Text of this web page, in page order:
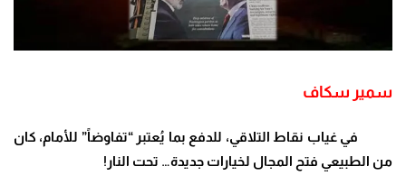
سمير سكاف
في غياب نقاط التلاقي، للدفع بما يُعتبر “تفاوضاً” للأمام، كان
من الطبيعي فتح المجال لخيارات جديدة… تحت النار !